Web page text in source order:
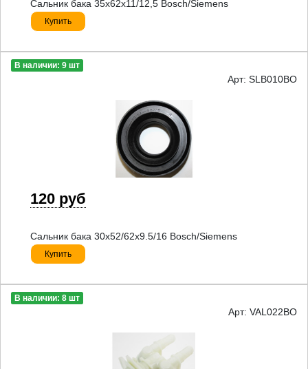
Сальник бака 35x62x11/12,5 Bosch/Siemens
Купить
В наличии: 9 шт
Арт: SLB010BO
120 руб
Сальник бака 30x52/62x9.5/16 Bosch/Siemens
Купить
В наличии: 8 шт
Арт: VAL022BO